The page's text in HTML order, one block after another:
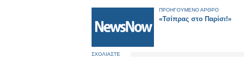
ΠΡΟΗΓΟΥΜΕΝΟ ΑΡΘΡΟ
«Τσίπρας στο Παρίσι!»
ΣΧΟΛΙΑΣΤΕ